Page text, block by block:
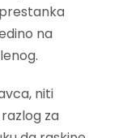
na
niti
za